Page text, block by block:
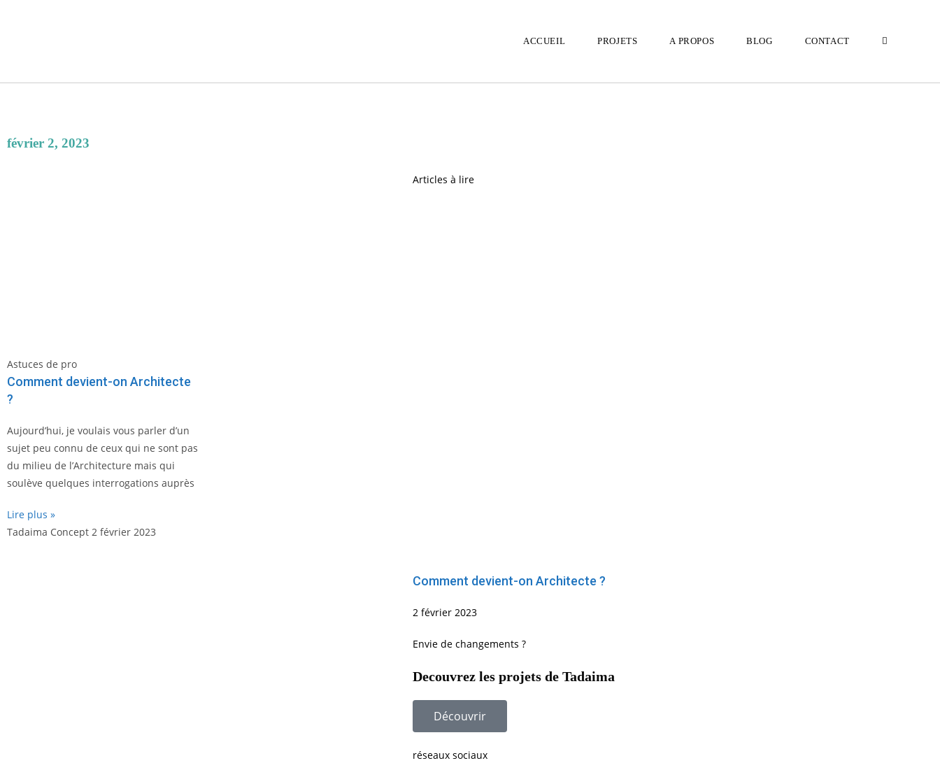
ACCUEIL PROJETS A PROPOS BLOG CONTACT
février 2, 2023
Astuces de pro
Comment devient-on Architecte
?
Aujourd’hui, je voulais vous parler d’un
sujet peu connu de ceux qui ne sont pas
du milieu de l’Architecture mais qui
soulève quelques interrogations auprès
Lire plus »
Tadaima Concept 2 février 2023
Articles à lire
Comment devient-on Architecte ?
2 février 2023
Envie de changements ?
Decouvrez les projets de Tadaima
Découvrir
réseaux sociaux